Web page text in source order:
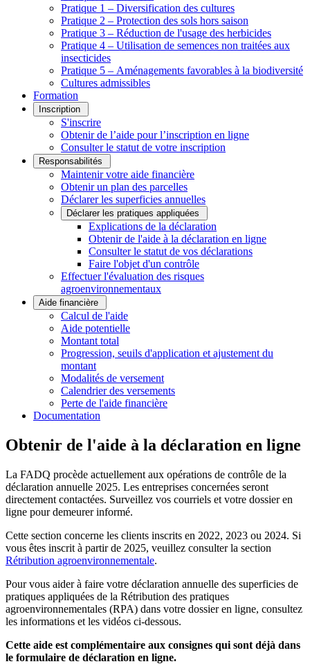
Pratique 1 – Diversification des cultures
Pratique 2 – Protection des sols hors saison
Pratique 3 – Réduction de l'usage des herbicides
Pratique 4 – Utilisation de semences non traitées aux
insecticides
Pratique 5 – Aménagements favorables à la biodiversité
Cultures admissibles
Formation
Inscription
S'inscrire
Obtenir de l’aide pour l’inscription en ligne
Consulter le statut de votre inscription
Responsabilités
Maintenir votre aide financière
Obtenir un plan des parcelles
Déclarer les superficies annuelles
Déclarer les pratiques appliquées
Explications de la déclaration
Obtenir de l'aide à la déclaration en ligne
Consulter le statut de vos déclarations
Faire l'objet d'un contrôle
Effectuer l'évaluation des risques
agroenvironnementaux
Aide financière
Calcul de l'aide
Aide potentielle
Montant total
Progression, seuils d'application et ajustement du
montant
Modalités de versement
Calendrier des versements
Perte de l'aide financière
Documentation
Obtenir de l'aide à la déclaration en ligne
La FADQ procède actuellement aux opérations de contrôle de la
déclaration annuelle 2025. Les entreprises concernées seront
directement contactées. Surveillez vos courriels et votre dossier en
ligne pour demeurer informé.
Cette section concerne les clients inscrits en 2022, 2023 ou 2024. Si
vous êtes inscrit à partir de 2025, veuillez consulter la section
Rétribution agroenvironnementale.
Pour vous aider à faire votre déclaration annuelle des superficies de
pratiques appliquées de la Rétribution des pratiques
agroenvironnementales (RPA) dans votre dossier en ligne, consultez
les informations et les vidéos ci-dessous.
Cette aide est complémentaire aux consignes qui sont déjà dans
le formulaire de déclaration en ligne.